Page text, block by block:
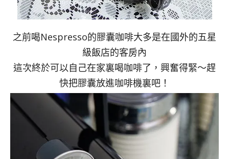
之前喝Nespresso的膠囊咖啡大多是在國外的五星
級飯店的客房內
這次終於可以自己在家裏喝咖啡了，興奮得緊～趕
快把膠囊放進咖啡機裏吧！